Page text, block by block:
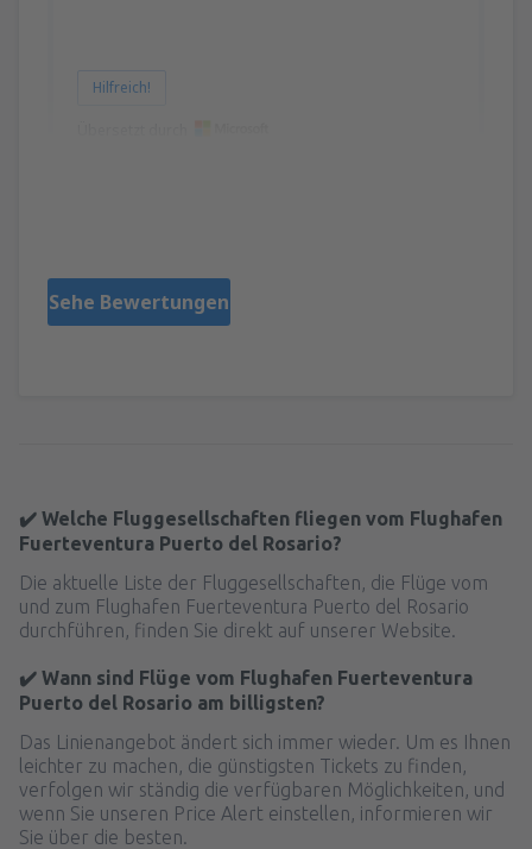
Hilfreich!
Sehe Bewertungen
✔️ Welche Fluggesellschaften fliegen vom Flughafen
Fuerteventura Puerto del Rosario?
Die aktuelle Liste der Fluggesellschaften, die Flüge vom
und zum Flughafen Fuerteventura Puerto del Rosario
durchführen, finden Sie direkt auf unserer Website.
✔️ Wann sind Flüge vom Flughafen Fuerteventura
Puerto del Rosario am billigsten?
Das Linienangebot ändert sich immer wieder. Um es Ihnen
leichter zu machen, die günstigsten Tickets zu finden,
verfolgen wir ständig die verfügbaren Möglichkeiten, und
wenn Sie unseren Price Alert einstellen, informieren wir
Sie über die besten.